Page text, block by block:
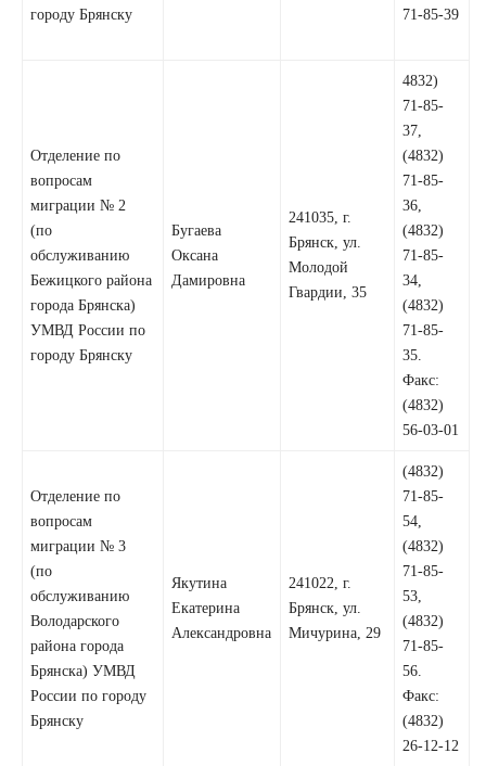
городу Брянску
71-85-39
Отделение по
вопросам
миграции № 2
(по
обслуживанию
Бежицкого района
города Брянска)
УМВД России по
городу Брянску
Бугаева
Оксана
Дамировна
241035, г.
Брянск, ул.
Молодой
Гвардии, 35
4832)
71-85-
37,
(4832)
71-85-
36,
(4832)
71-85-
34,
(4832)
71-85-
35.
Факс:
(4832)
56-03-01
Отделение по
вопросам
миграции № 3
(по
обслуживанию
Володарского
района города
Брянска) УМВД
России по городу
Брянску
Якутина
Екатерина
Александровна
241022, г.
Брянск, ул.
Мичурина, 29
(4832)
71-85-
54,
(4832)
71-85-
53,
(4832)
71-85-
56.
Факс:
(4832)
26-12-12